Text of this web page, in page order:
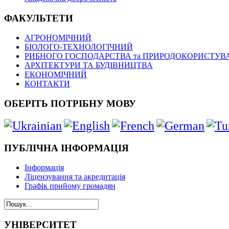
ФАКУЛЬТЕТИ
АГРОНОМІЧНИЙ
БІОЛОГО-ТЕХНОЛОГІЧНИЙ
РИБНОГО ГОСПОДАРСТВА та
АРХІТЕКТУРИ ТА БУДІВНИЦТВА
ЕКОНОМІЧНИЙ
КОНТАКТИ
ОБЕРІТЬ ПОТРІБНУ МОВУ
ПУБЛІЧНА ІНФОРМАЦІЯ
Інформація
Ліцензування та акредитація
Графік прийому громадян
УНІВЕРСИТЕТ